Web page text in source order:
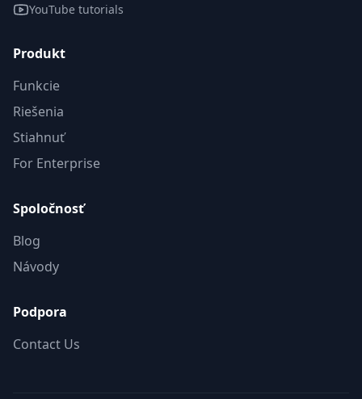
YouTube tutorials
Produkt
Funkcie
Riešenia
Stiahnuť
For Enterprise
Spoločnosť
Blog
Návody
Podpora
Contact Us